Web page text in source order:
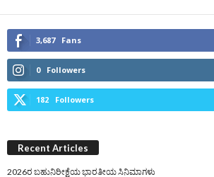
3,687 Fans
0 Followers
182 Followers
Recent Articles
2026ರ ಬಹುನಿರೀಕ್ಷೆಯ ಭಾರತೀಯ ಸಿನಿಮಾಗಳು